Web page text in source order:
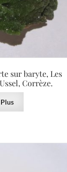
sur baryte, Les
Corrèze.